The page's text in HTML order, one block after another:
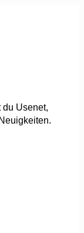
du Usenet,